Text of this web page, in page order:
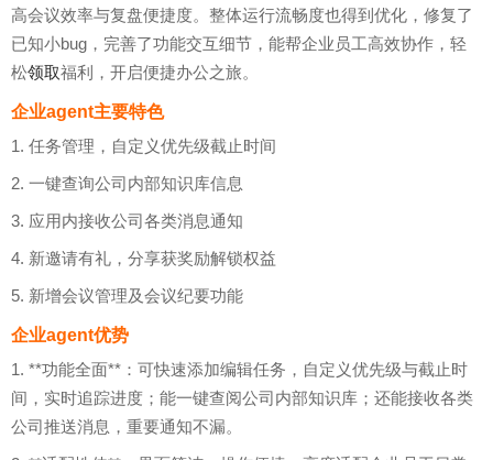
高会议效率与复盘便捷度。整体运行流畅度也得到优化，修复了
已知小bug，完善了功能交互细节，能帮企业员工高效协作，轻
松领取福利，开启便捷办公之旅。
企业agent主要特色
1. 任务管理，自定义优先级截止时间
2. 一键查询公司内部知识库信息
3. 应用内接收公司各类消息通知
4. 新邀请有礼，分享获奖励解锁权益
5. 新增会议管理及会议纪要功能
企业agent优势
1. **功能全面**：可快速添加编辑任务，自定义优先级与截止时
间，实时追踪进度；能一键查阅公司内部知识库；还能接收各类
公司推送消息，重要通知不漏。